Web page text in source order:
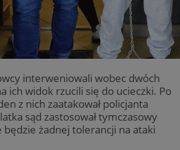
interweniowali wobec dwóch
ich widok rzucili się do ucieczki. Po
z nich zaatakował policjanta
sąd zastosował tymczasowy
będzie żadnej tolerancji na ataki